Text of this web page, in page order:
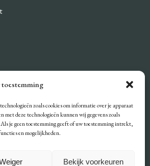
toestemming
zoals cookies om informatie over je apparaat
met deze technologieën kunnen wij gegevens zoals
je geen toestemming geeft of uw toestemming intrekt,
en mogelijkheden.
Bekijk voorkeuren